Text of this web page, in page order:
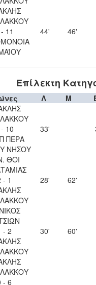
11
44' 46'
Επίλεκτη
Λ Μ
10
ΠΕΡΑ
ΝΗΣΟΥ
33'
ΘΟΙ
- 1
28' 62'
- 2
30' 60'
- 6